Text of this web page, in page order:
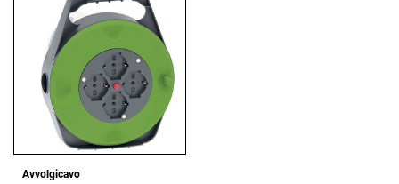
Avvolgicavo